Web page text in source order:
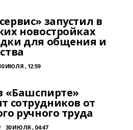
запустил в
новостройках
для общения и
ИЮЛЯ , 12:59
«Башспирте»
сотрудников от
ручного труда
30 ИЮЛЯ , 04:47